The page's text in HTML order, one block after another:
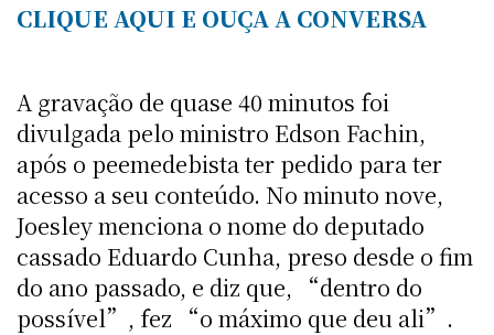
CLIQUE AQUI E OUÇA A CONVERSA
A gravação de quase 40 minutos foi
divulgada pelo ministro Edson Fachin,
após o peemedebista ter pedido para ter
acesso a seu conteúdo. No minuto nove,
Joesley menciona o nome do deputado
cassado Eduardo Cunha, preso desde o fim
do ano passado, e diz que, “dentro do
possível”, fez “o máximo que deu ali”.